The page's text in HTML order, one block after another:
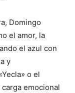
Domingo
el amor, la
el azul con
y
o el
emocional